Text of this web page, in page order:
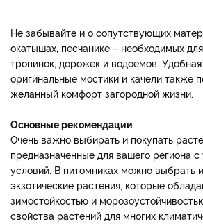
Не забывайте и о сопутствующих
окатышах, песчанике – необходимых
тропинок, дорожек и водоемов.
оригинальные мостики и качели также
желанный комфорт загородной жизни.
Основные рекомендации
Очень важно выбирать и покупать
предназначенные для вашего региона
условий. В питомниках можно выбрать
экзотические растения, которые
зимостойкостью и
свойства растений для многих